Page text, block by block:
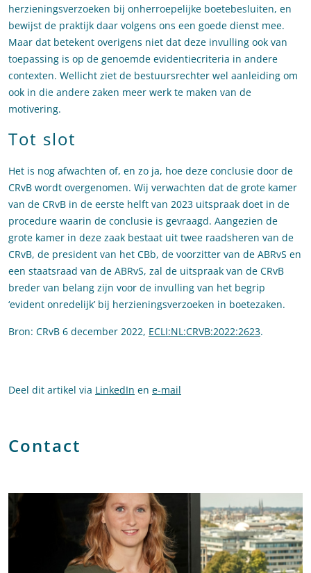
herzieningsverzoeken bij onherroepelijke boetebesluiten, en
bewijst de praktijk daar volgens ons een goede dienst mee.
Maar dat betekent overigens niet dat deze invulling ook van
toepassing is op de genoemde evidentiecriteria in andere
contexten. Wellicht ziet de bestuursrechter wel aanleiding om
ook in die andere zaken meer werk te maken van de
motivering.
Tot slot
Het is nog afwachten of, en zo ja, hoe deze conclusie door de
CRvB wordt overgenomen. Wij verwachten dat de grote kamer
van de CRvB in de eerste helft van 2023 uitspraak doet in de
procedure waarin de conclusie is gevraagd. Aangezien de
grote kamer in deze zaak bestaat uit twee raadsheren van de
CRvB, de president van het CBb, de voorzitter van de ABRvS en
een staatsraad van de ABRvS, zal de uitspraak van de CRvB
breder van belang zijn voor de invulling van het begrip
‘evident onredelijk’ bij herzieningsverzoeken in boetezaken.
Bron: CRvB 6 december 2022, ECLI:NL:CRVB:2022:2623.
Deel dit artikel via LinkedIn en e-mail
Contact